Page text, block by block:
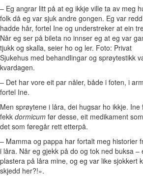
– Eg angrar litt på at eg ikkje ville ta av meg
folk då eg var sjuk andre gongen. Eg var
hadde hår, fortel Ine og understreker at ein
Når eg ser på bileta no innser eg at eg var
tjukk og skalla, seier ho og ler. Foto: Privat
Sjukehus med behandlingar og sprøytestikk
kvardagen.
– Det har vore eit par nåler, både i foten, i
fortel Ine.
Men sprøytene i låra, dei hugsar ho ikkje. Ine
fekk dormicum før desse, eit medikament
det som føregår rett etterpå.
– Mamma og pappa har fortalt meg historier
i låra. Når eg gjekk på do og tok ned buksa –
plastera på låra mine, og eg var like sjokkert
skjedd her?!».